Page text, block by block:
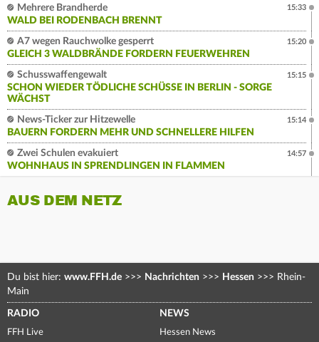
Mehrere Brandherde
WALD BEI RODENBACH BRENNT
15:33
A7 wegen Rauchwolke gesperrt
GLEICH 3 WALDBRÄNDE FORDERN FEUERWEHREN
15:20
Schusswaffengewalt
SCHON WIEDER TÖDLICHE SCHÜSSE IN BERLIN - SORGE
WÄCHST
15:15
News-Ticker zur Hitzewelle
BAUERN FORDERN MEHR UND SCHNELLERE HILFEN
15:14
Zwei Schulen evakuiert
WOHNHAUS IN SPRENDLINGEN IN FLAMMEN
14:57
AUS DEM NETZ
Du bist hier: www.FFH.de >>> Nachrichten >>> Hessen >>> Rhein-
Main
RADIO
FFH Live
NEWS
Hessen News